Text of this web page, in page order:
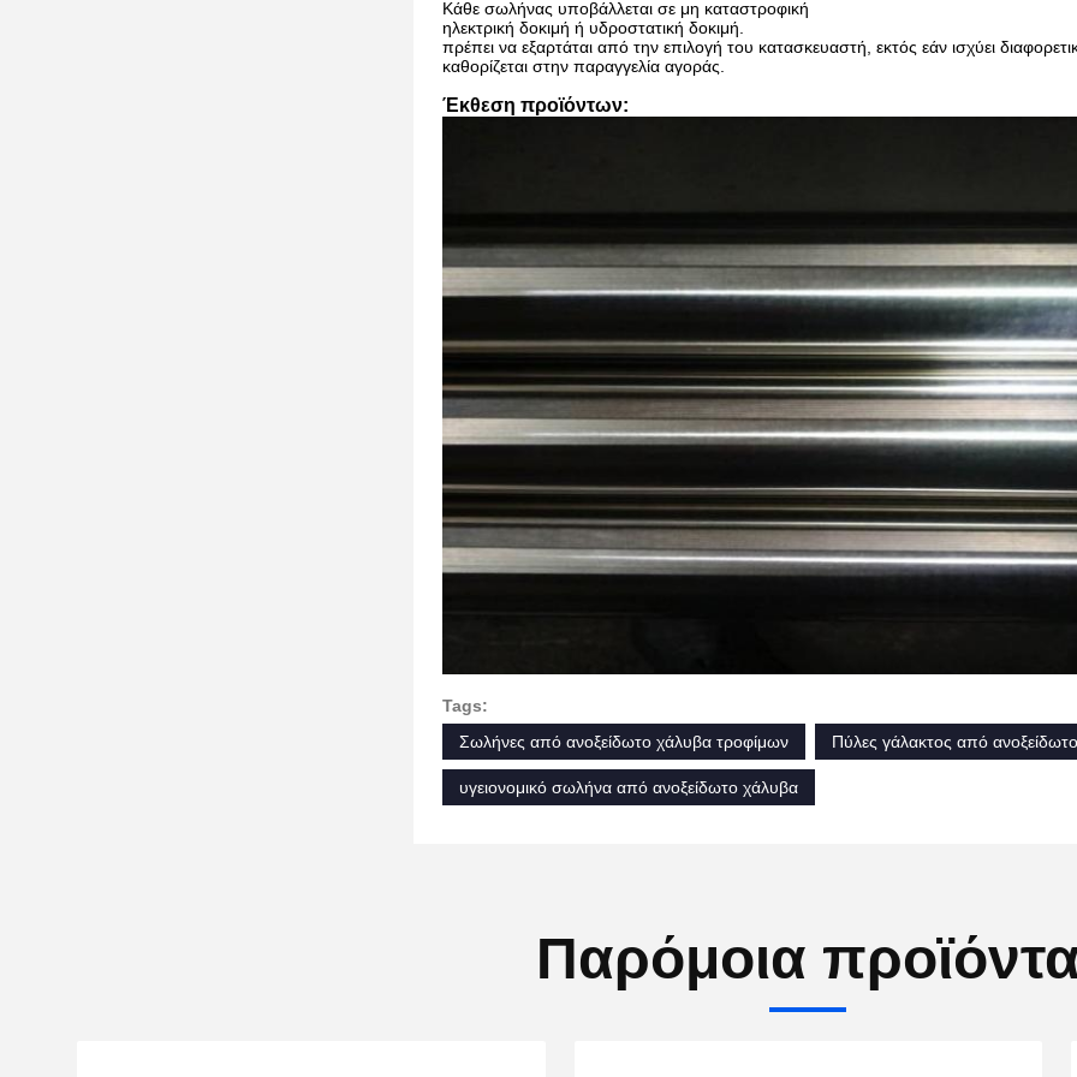
Κάθε σωλήνας υποβάλλεται σε μη καταστροφική
ηλεκτρική δοκιμή ή υδροστατική δοκιμή.
πρέπει να εξαρτάται από την επιλογή του κατασκευαστή, εκτός εάν ισχύει
καθορίζεται στην παραγγελία αγοράς.
Έκθεση προϊόντων:
Tags:
Σωλήνες από ανοξείδωτο χάλυβα τροφίμων
Πύλες γάλακτος από
υγειονομικό σωλήνα από ανοξείδωτο χάλυβα
Παρόμοια